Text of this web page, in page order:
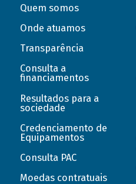
Quem somos
Onde atuamos
Transparência
Consulta a
financiamentos
Resultados para a
sociedade
Credenciamento de
Equipamentos
Consulta PAC
Moedas contratuais